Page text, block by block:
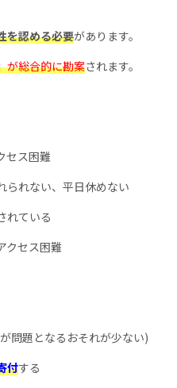
を認める必要があります。
が総合的に勘案されます。
セス困難
られない、平日休めない
れている
クセス困難
問題となるおそれが少ない)
付する